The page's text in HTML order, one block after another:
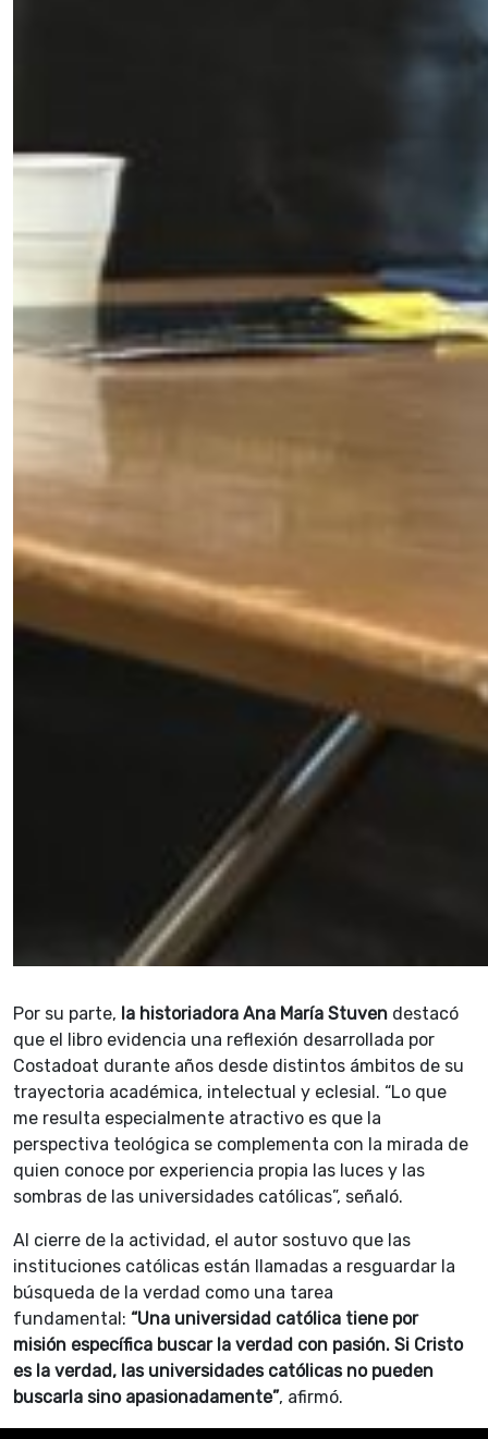
Por su parte, la historiadora Ana María Stuven destacó
que el libro evidencia una reflexión desarrollada por
Costadoat durante años desde distintos ámbitos de su
trayectoria académica, intelectual y eclesial. “Lo que
me resulta especialmente atractivo es que la
perspectiva teológica se complementa con la mirada de
quien conoce por experiencia propia las luces y las
sombras de las universidades católicas”, señaló.
Al cierre de la actividad, el autor sostuvo que las
instituciones católicas están llamadas a resguardar la
búsqueda de la verdad como una tarea
fundamental: “Una universidad católica tiene por
misión específica buscar la verdad con pasión. Si Cristo
es la verdad, las universidades católicas no pueden
buscarla sino apasionadamente”, afirmó.